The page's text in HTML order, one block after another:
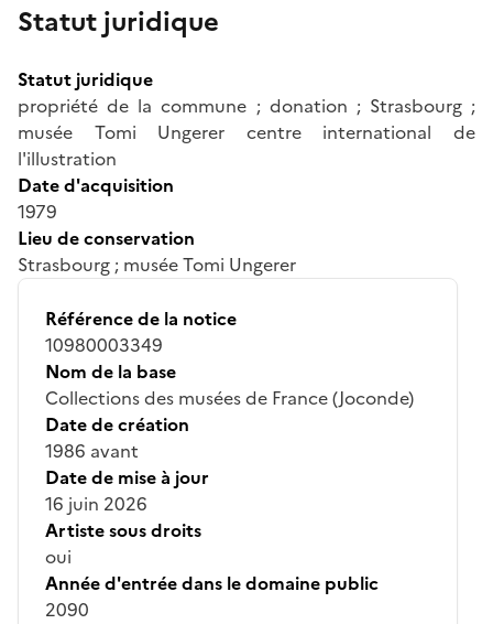
Statut juridique
Statut juridique
propriété de la commune ; donation ; Strasbourg ;
musée Tomi Ungerer centre international de
l'illustration
Date d'acquisition
1979
Lieu de conservation
Strasbourg ; musée Tomi Ungerer
Référence de la notice
10980003349
Nom de la base
Collections des musées de France (Joconde)
Date de création
1986 avant
Date de mise à jour
16 juin 2026
Artiste sous droits
oui
Année d'entrée dans le domaine public
2090